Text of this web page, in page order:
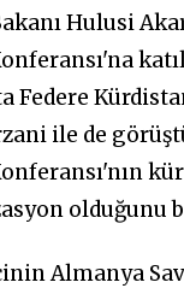
Hulusi
Federe
ile de
olduğunu
Almanya